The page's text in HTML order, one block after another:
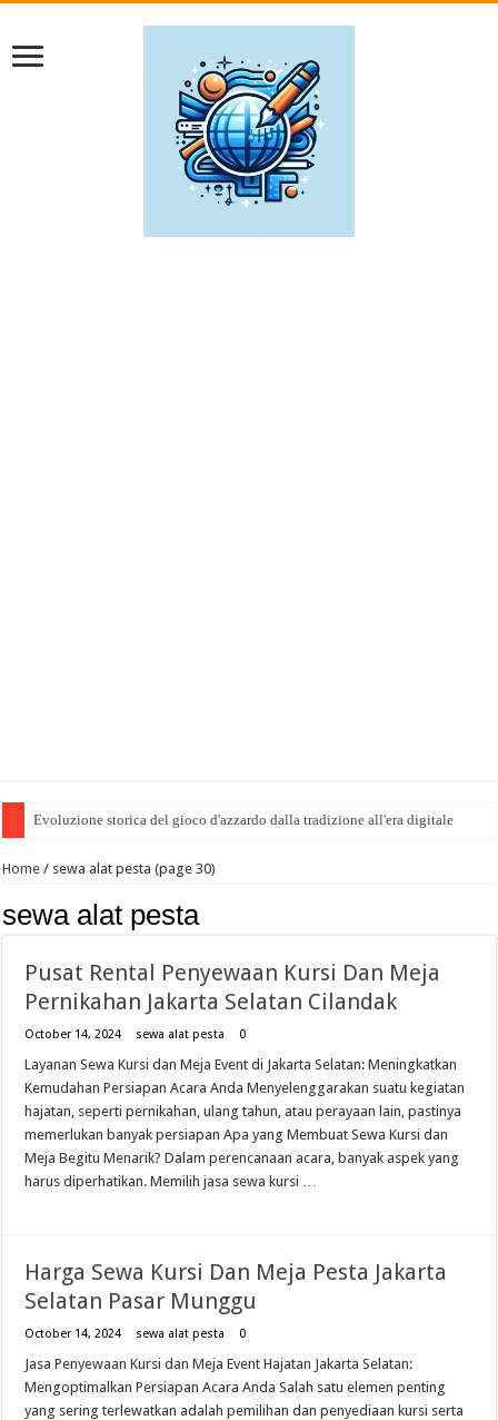
Evoluzione storica del gioco d'azzardo dalla tradizione all'era digitale
Home / sewa alat pesta (page 30)
sewa alat pesta
Pusat Rental Penyewaan Kursi Dan Meja
Pernikahan Jakarta Selatan Cilandak
October 14, 2024 sewa alat pesta 0
Layanan Sewa Kursi dan Meja Event di Jakarta Selatan: Meningkatkan
Kemudahan Persiapan Acara Anda Menyelenggarakan suatu kegiatan
hajatan, seperti pernikahan, ulang tahun, atau perayaan lain, pastinya
memerlukan banyak persiapan Apa yang Membuat Sewa Kursi dan
Meja Begitu Menarik? Dalam perencanaan acara, banyak aspek yang
harus diperhatikan. Memilih jasa sewa kursi …
Harga Sewa Kursi Dan Meja Pesta Jakarta
Selatan Pasar Munggu
October 14, 2024 sewa alat pesta 0
Jasa Penyewaan Kursi dan Meja Event Hajatan Jakarta Selatan:
Mengoptimalkan Persiapan Acara Anda Salah satu elemen penting
yang sering terlewatkan adalah pemilihan dan penyediaan kursi serta